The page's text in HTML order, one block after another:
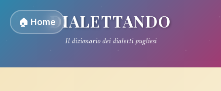
🏠 HomeDIALETTANDO
Il dizionario dei dialetti pugliesi